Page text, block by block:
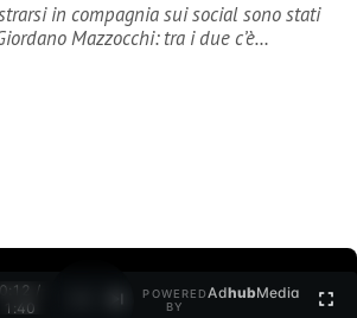
in compagnia sui social sono stati
Mazzocchi: tra i due c’è…
0:13 /
1:40
POWERED
BY
AdhubMedia